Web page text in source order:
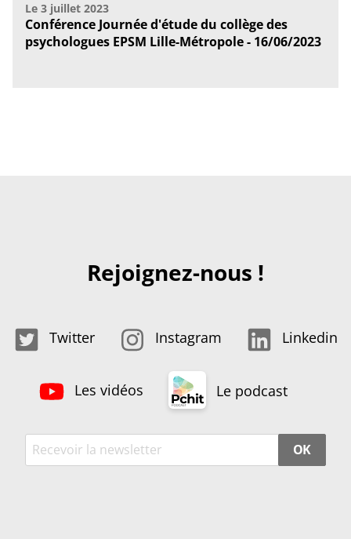
Le 3 juillet 2023
Conférence Journée d'étude du collège des
psychologues EPSM Lille-Métropole - 16/06/2023
Rejoignez-nous !
Twitter Instagram Linkedin
Les vidéos Le podcast
OK